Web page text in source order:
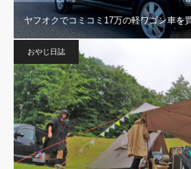
ヤフオクでコミコミ17万の軽ワゴン車を
おやじ日誌